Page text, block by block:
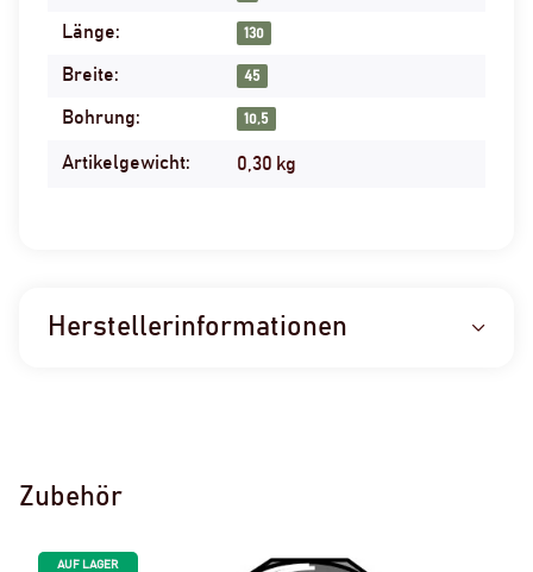
Länge: 130
Breite: 45
Bohrung: 10,5
Artikelgewicht: 0,30 kg
Herstellerinformationen
Zubehör
AUF LAGER